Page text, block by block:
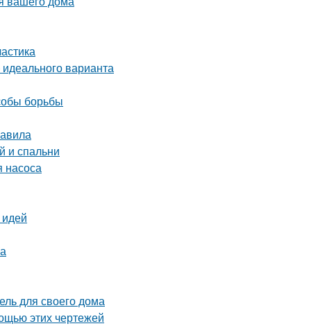
варианта
борьбы
и спальни
насоса
для своего дома
этих чертежей